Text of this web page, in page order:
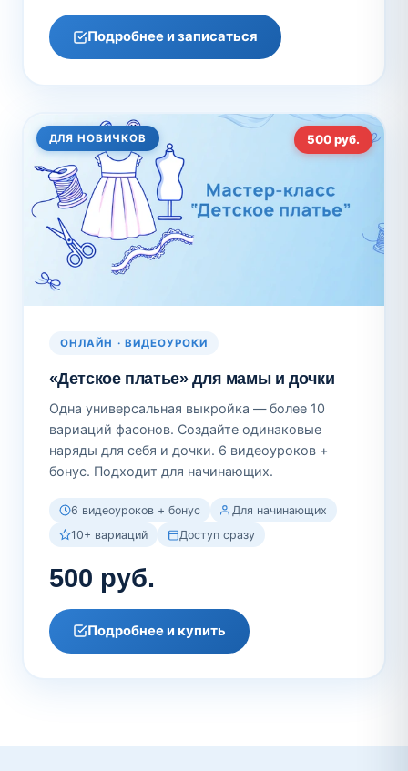
Подробнее и записаться
ДЛЯ НОВИЧКОВ 500 руб.
ОНЛАЙН · ВИДЕОУРОКИ
«Детское платье» для мамы и дочки
Одна универсальная выкройка — более 10
вариаций фасонов. Создайте одинаковые
наряды для себя и дочки. 6 видеоуроков +
бонус. Подходит для начинающих.
6 видеоуроков + бонус
Для начинающих
10+ вариаций
Доступ сразу
500 руб.
Подробнее и купить